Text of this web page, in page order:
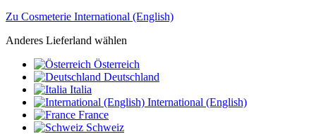
Zu Cosmeterie International (English)
Anderes Lieferland wählen
Österreich
Deutschland
Italia
International (English)
France
Schweiz